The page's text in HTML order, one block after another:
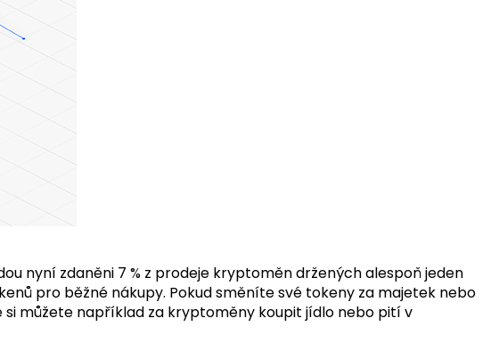
nyní zdaněni 7 % z prodeje kryptoměn držených alespoň jeden
pro běžné nákupy. Pokud směníte své tokeny za majetek nebo
můžete například za kryptoměny koupit jídlo nebo pití v